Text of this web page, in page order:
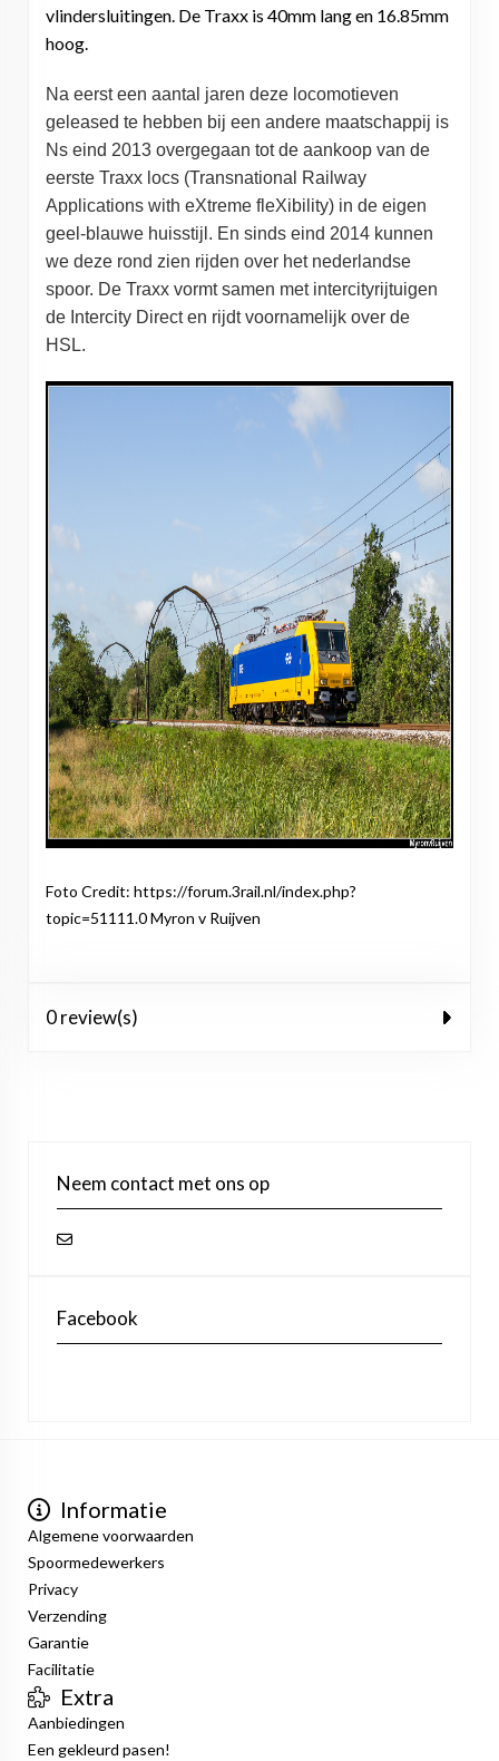
vlindersluitingen. De Traxx is 40mm lang en 16.85mm
hoog.
Na eerst een aantal jaren deze locomotieven
geleased te hebben bij een andere maatschappij is
Ns eind 2013 overgegaan tot de aankoop van de
eerste Traxx locs (Transnational Railway
Applications with eXtreme fleXibility) in de eigen
geel-blauwe huisstijl. En sinds eind 2014 kunnen
we deze rond zien rijden over het nederlandse
spoor. De Traxx vormt samen met intercityrijtuigen
de Intercity Direct en rijdt voornamelijk over de
HSL.
Foto Credit: https://forum.3rail.nl/index.php?
topic=51111.0 Myron v Ruijven
0 review(s)
Neem contact met ons op
Facebook
Informatie
Algemene voorwaarden
Spoormedewerkers
Privacy
Verzending
Garantie
Facilitatie
Extra
Aanbiedingen
Een gekleurd pasen!